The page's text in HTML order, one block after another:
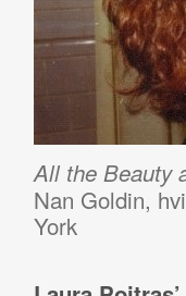
All the Beauty
Nan Goldin,
York